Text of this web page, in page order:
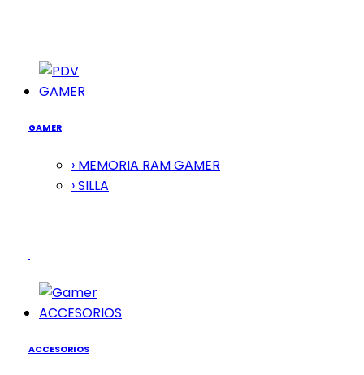
GAMER
GAMER
› MEMORIA RAM GAMER
› SILLA
ACCESORIOS
ACCESORIOS